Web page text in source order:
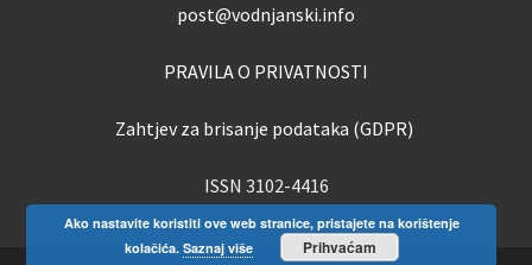
post@vodnjanski.info
PRAVILA O PRIVATNOSTI
Zahtjev za brisanje podataka (GDPR)
ISSN 3102-4416
Ako nastavite koristiti ove web stranice, pristajete na korištenje
kolačića. Saznaj više Prihvaćam